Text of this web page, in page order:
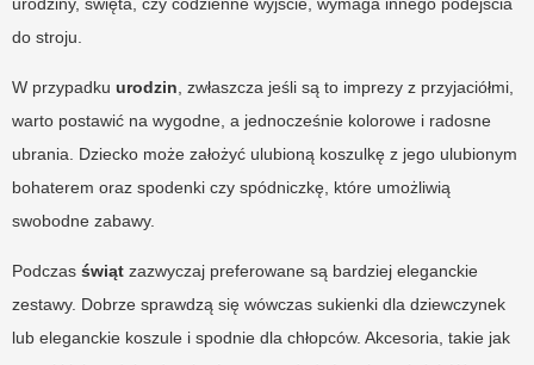
do stroju.
W przypadku urodzin , zwłaszcza jeśli są to imprezy z przyjaciółmi,
warto postawić na wygodne, a jednocześnie kolorowe i radosne
ubrania. Dziecko może założyć ulubioną koszulkę z jego ulubionym
bohaterem oraz spodenki czy spódniczkę, które umożliwią
swobodne zabawy.
Podczas świąt zazwyczaj preferowane są bardziej eleganckie
zestawy. Dobrze sprawdzą się wówczas sukienki dla dziewczynek
lub eleganckie koszule i spodnie dla chłopców. Akcesoria, takie jak